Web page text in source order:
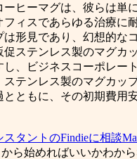
ーヒーマグは、彼らは単
フィスであらゆる治療に
形見であり、幻想的な
促ステンレス製のマグカ
し、ビジネスコーポレー
ステンレス製のマグカッ
とともに、その初期費用
スタントのFindieに相談
から始めればいいかわか